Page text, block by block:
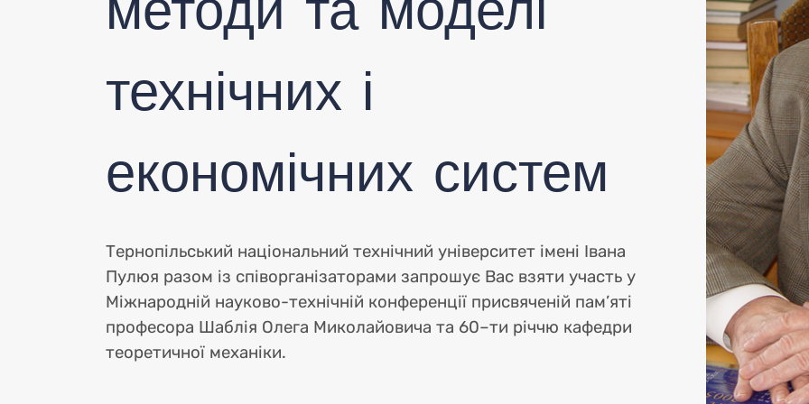
технічних і
економічних систем
Тернопільський національний технічний університет імені Івана
Пулюя разом із співорганізаторами запрошує Вас взяти участь у
Міжнародній науково-технічній конференції присвяченій пам’яті
професора Шаблія Олега Миколайовича та 60–ти річчю кафедри
теоретичної механіки.